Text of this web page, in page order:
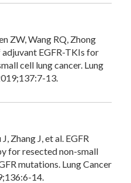
ZW, Wang RQ, Zhong
EGFR-TKIs for
cell lung cancer. Lung
13.
J, Zhang J, et al. EGFR
for resected non-small
mutations. Lung Cancer
14.